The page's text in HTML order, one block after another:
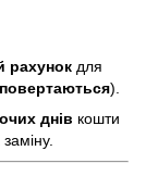
рахунок для
).
днів кошти